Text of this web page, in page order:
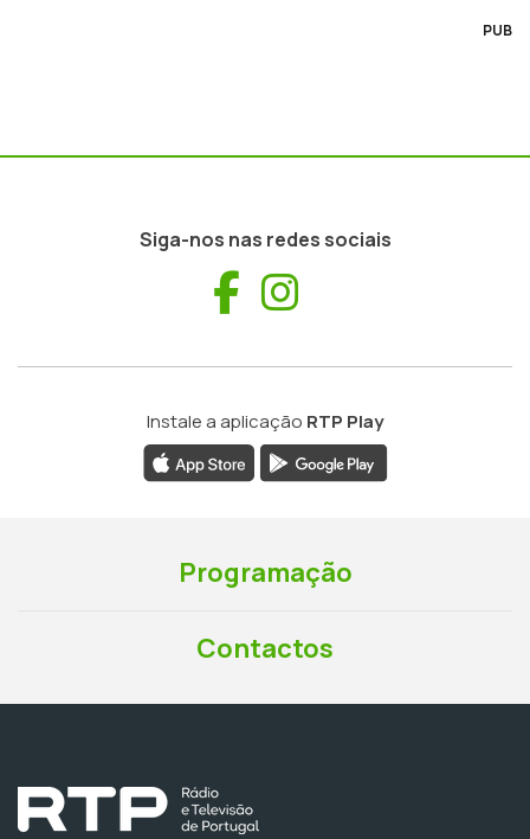
PUB
Siga-nos nas redes sociais
Facebook
Instale a aplicação RTP Play
Programação
Contactos